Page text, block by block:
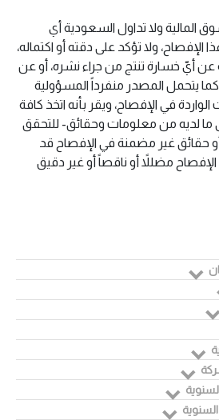
المالية ولا تداول السعودية أي
ولا تؤكد على دقته أو اكتماله،
أيّ خسارة تنتج من جراء نشره، أو عن
كما يتحمل المصدر منفرداً المسؤولية
في الإفصاح، ويقر بأنه اتخذ كافة
ما لديه من معلومات وحقائق- للتحقق
حقائق غير مضمنة في الإفصاح قد
مضللاً أو ناقصاً أو غير دقيق